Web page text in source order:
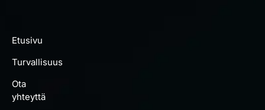
Etusivu
Turvallisuus
Ota
yhteyttä